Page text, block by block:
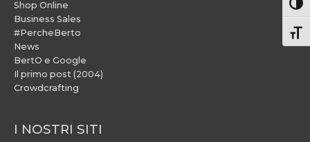
Shop Online
Business Sales
#PercheBerto
News
BertO e Google
Il primo post (2004)
Crowdcrafting
I NOSTRI SITI